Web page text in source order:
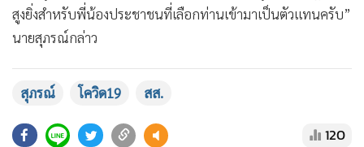
สูงยิ่งสำหรับพี่น้องประชาชนที่เลือกท่านเข้ามาเป็นตัวแทนครับ”
นายสุภรณ์กล่าว
สุภรณ์ โควิด19 สส.
120